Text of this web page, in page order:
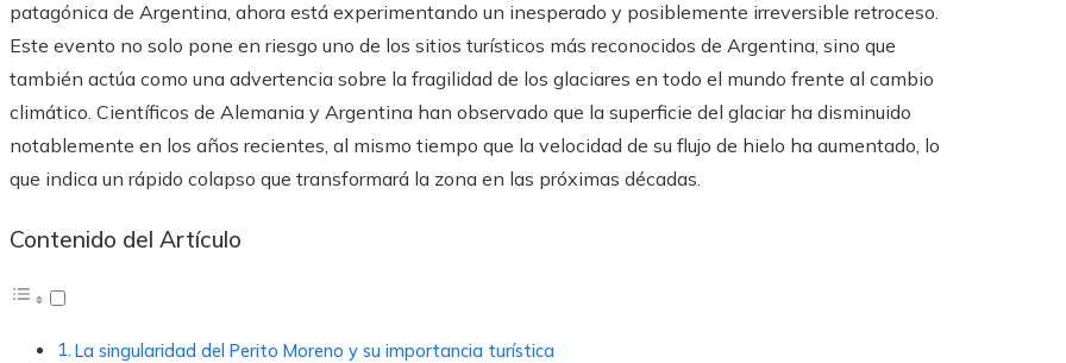
patagónica de Argentina, ahora está experimentando un inesperado y posiblemente irreversible retroceso.
Este evento no solo pone en riesgo uno de los sitios turísticos más reconocidos de Argentina, sino que
también actúa como una advertencia sobre la fragilidad de los glaciares en todo el mundo frente al cambio
climático. Científicos de Alemania y Argentina han observado que la superficie del glaciar ha disminuido
notablemente en los años recientes, al mismo tiempo que la velocidad de su flujo de hielo ha aumentado, lo
que indica un rápido colapso que transformará la zona en las próximas décadas.
Contenido del Artículo
La singularidad del Perito Moreno y su importancia turística